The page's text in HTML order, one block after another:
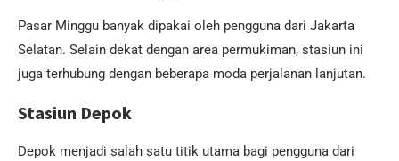
Pasar Minggu banyak dipakai oleh pengguna dari Jakarta
Selatan. Selain dekat dengan area permukiman, stasiun ini
juga terhubung dengan beberapa moda perjalanan lanjutan.
Stasiun Depok
Depok menjadi salah satu titik utama bagi pengguna dari